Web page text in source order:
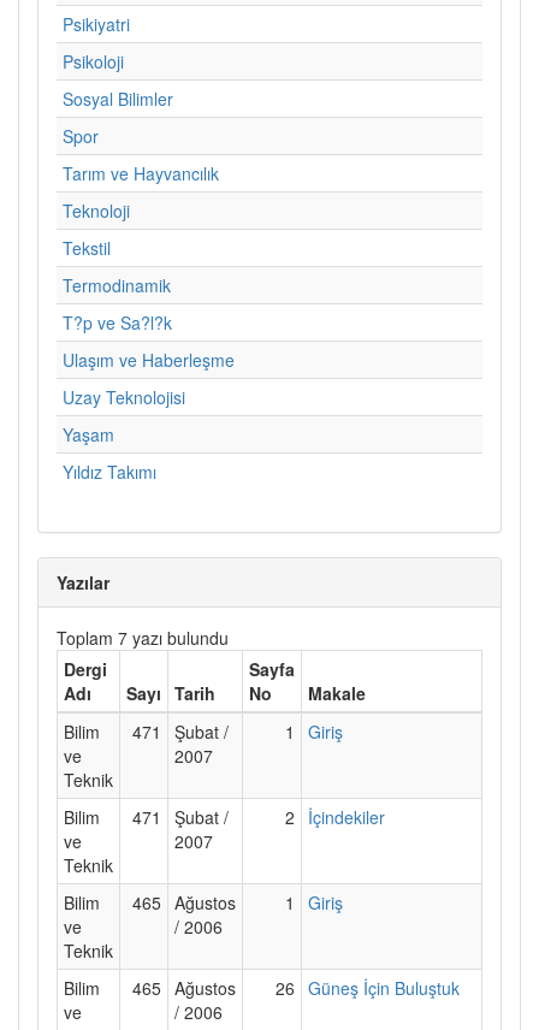
Psikiyatri
Psikoloji
Sosyal Bilimler
Spor
Tarım ve Hayvancılık
Teknoloji
Tekstil
Termodinamik
T?p ve Sa?l?k
Ulaşım ve Haberleşme
Uzay Teknolojisi
Yaşam
Yıldız Takımı
Yazılar
Toplam 7 yazı bulundu
Dergi
Adı
Sayı Tarih
Sayfa
No
Makale
Bilim
ve
Teknik
471
Şubat /
2007
1 Giriş
Bilim
ve
Teknik
471
Şubat /
2007
2 İçindekiler
Bilim
ve
Teknik
465 Ağustos
/ 2006
1 Giriş
Bilim
ve
465 Ağustos
/ 2006
26 Güneş İçin Buluştuk